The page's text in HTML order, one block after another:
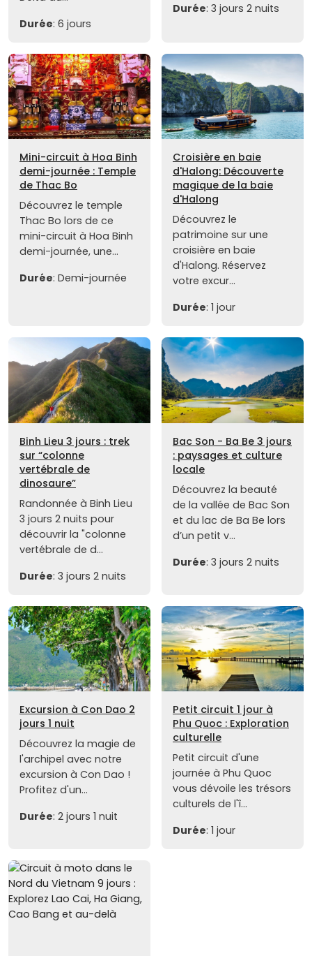
Durée: 6 jours
Durée: 3 jours 2 nuits
Mini-circuit à Hoa Binh
demi-journée : Temple
de Thac Bo
Découvrez le temple
Thac Bo lors de ce
mini-circuit à Hoa Binh
demi-journée, une...
Durée: Demi-journée
Croisière en baie
d'Halong: Découverte
magique de la baie
d'Halong
Découvrez le
patrimoine sur une
croisière en baie
d'Halong. Réservez
votre excur...
Durée: 1 jour
Binh Lieu 3 jours : trek
sur “colonne
vertébrale de
dinosaure”
Randonnée à Binh Lieu
3 jours 2 nuits pour
découvrir la "colonne
vertébrale de d...
Durée: 3 jours 2 nuits
Bac Son - Ba Be 3 jours
: paysages et culture
locale
Découvrez la beauté
de la vallée de Bac Son
et du lac de Ba Be lors
d’un petit v...
Durée: 3 jours 2 nuits
Excursion à Con Dao 2
jours 1 nuit
Découvrez la magie de
l'archipel avec notre
excursion à Con Dao !
Profitez d'un...
Durée: 2 jours 1 nuit
Petit circuit 1 jour à
Phu Quoc : Exploration
culturelle
Petit circuit d'une
journée à Phu Quoc
vous dévoile les trésors
culturels de l'î...
Durée: 1 jour